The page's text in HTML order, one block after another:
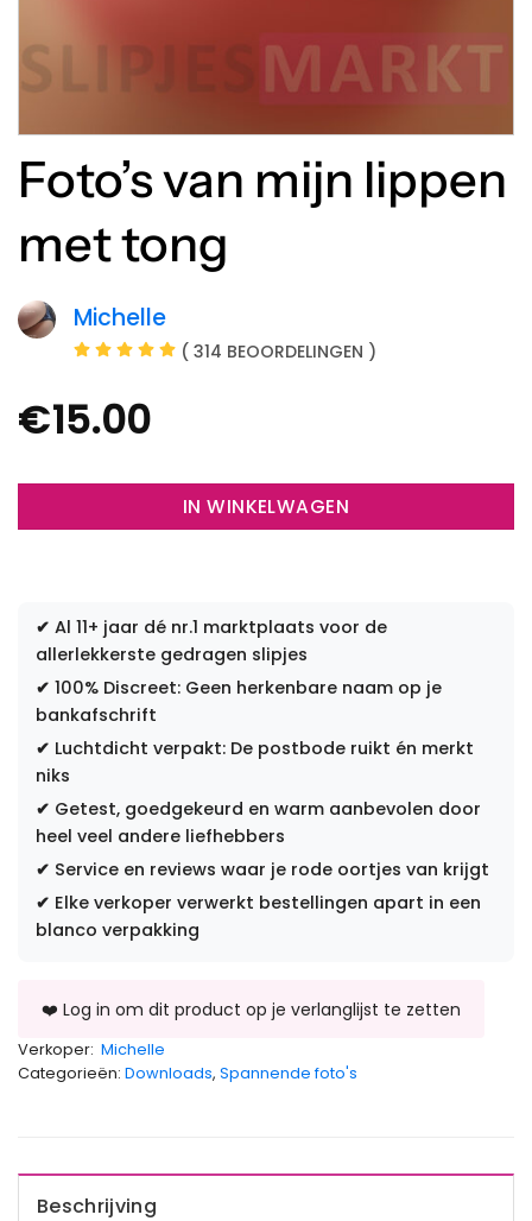
Foto’s van mijn lippen
met tong
Michelle
( 314 BEOORDELINGEN )
€15.00
IN WINKELWAGEN
✔ Al 11+ jaar dé nr.1 marktplaats voor de
allerlekkerste gedragen slipjes
✔ 100% Discreet: Geen herkenbare naam op je
bankafschrift
✔ Luchtdicht verpakt: De postbode ruikt én merkt
niks
✔ Getest, goedgekeurd en warm aanbevolen door
heel veel andere liefhebbers
✔ Service en reviews waar je rode oortjes van krijgt
✔ Elke verkoper verwerkt bestellingen apart in een
blanco verpakking
Verkoper: Michelle
Categorieën: Downloads, Spannende foto's
Beschrijving